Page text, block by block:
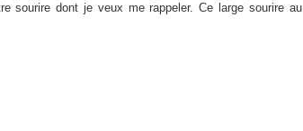
sourire dont je veux me rappeler. Ce large sourire au